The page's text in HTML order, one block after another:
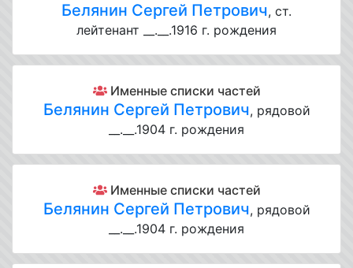
Белянин Сергей Петрович, ст.
лейтенант __.__.1916 г. рождения
Именные списки частей
Белянин Сергей Петрович, рядовой
__.__.1904 г. рождения
Именные списки частей
Белянин Сергей Петрович, рядовой
__.__.1904 г. рождения